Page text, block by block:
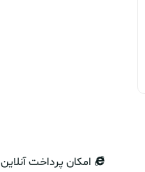
امکان پرداخت آنلاین